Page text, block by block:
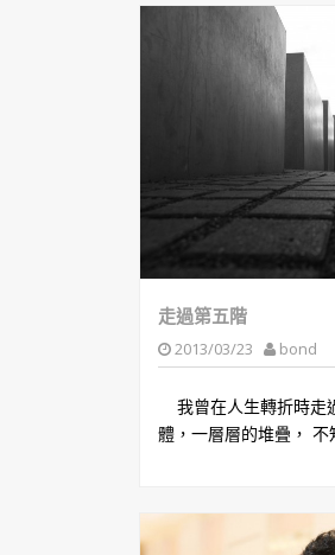
走過第五階
2013/03/23 bond
我曾在人生轉折時走
體，一層層的堆疊，